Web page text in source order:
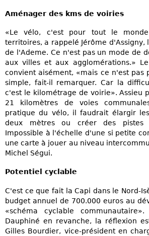
Aménager des kms de voiries
«Le vélo, c'est pour tout le
territoires, a rappelé Jérôme d'Assigny,
de l'Ademe. Ce n'est pas un mode de
aux villes et aux agglomérations.»
convient aisément, «mais ce n'est pas
simple, fait-il remarquer. Car la
c'est le kilométrage de voirie». Assieu
21 kilomètres de voies
pratique du vélo, il faudrait élargir
deux mètres ou créer des pistes
Impossible à l'échelle d'une si petite
une carte à jouer au niveau
Michel Ségui.
Potentiel cyclable
C'est ce que fait la Capi dans le Nord-
budget annuel de 700.000 euros au
«schéma cyclable
Dauphiné en revanche, la réflexion
Gilles Bourdier, vice-président en